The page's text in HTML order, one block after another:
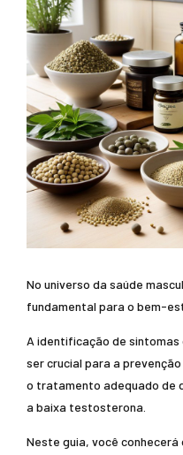
No universo da saúde
fundamental para o bem-
A identificação de sintomas
ser crucial para a
o tratamento adequado de
a baixa testosterona.
Neste guia, você conhecerá